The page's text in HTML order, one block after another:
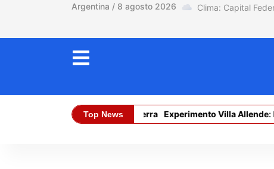
Argentina / 8 agosto 2026
Top News
El límite está en la tierra Experimento Villa Allende: la
Dólar Oficial (Compra):$ 1470,00